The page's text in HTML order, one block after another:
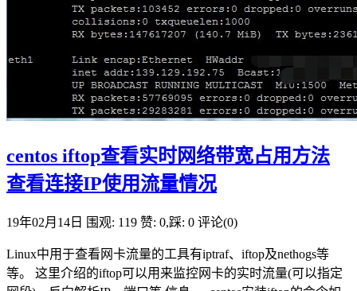
centos iftop查看实时网络带宽占用方法
查看连接IP使用流量情况
19年02月14日 围观: 119 赞: 0,踩: 0 评论(0)
Linux中用于查看网卡流量的工具有iptraf、iftop及nethogs等
等。 这里介绍的iftop可以用来监控网卡的实时流量(可以指定